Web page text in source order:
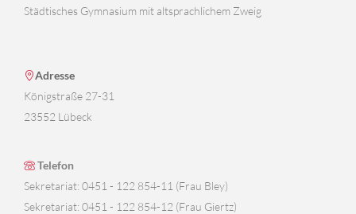
Städtisches Gymnasium mit altsprachlichem Zweig
Adresse
Königstraße 27-31
23552 Lübeck
Telefon
Sekretariat: 0451 - 122 854-11 (Frau Bley)
Sekretariat: 0451 - 122 854-12 (Frau Giertz)